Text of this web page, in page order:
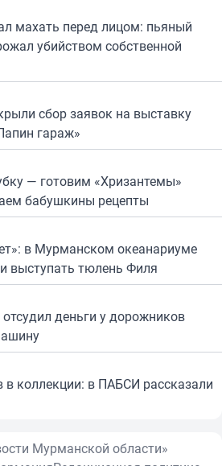
махать перед лицом: пьяный
убийством собственной
сбор заявок на выставку
гараж»
— готовим «Хризантемы»
бабушкины рецепты
в Мурманском океанариуме
выступать тюлень Филя
деньги у дорожников
в коллекции: в ПАБСИ рассказали
Мурманской области»